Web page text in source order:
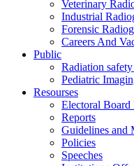
Veterinary
Industrial
Forensic
Careers And
Public
Radiation
Pediatric
Resourses
Electoral Board
Reports
Guidelines and
Policies
Speeches